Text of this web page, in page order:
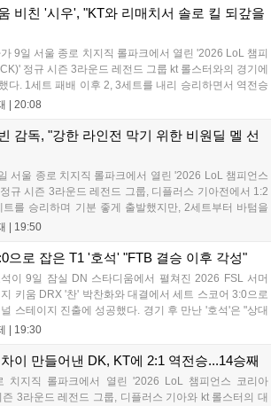
리에 성공했고, '곽...
비친 '시우', "KT와 리매치서 솔로 킬 되갚을
9일 서울 종로 치지직 롤파크에서 열린 '2026 LoL 챔피
정규 시즌 3라운드 레전드 그룹 kt 롤스터와의 경기에
다. 1세트 패배 이후 2, 3세트를 내리 승리하면서 역전승
을 달성한 디플러스 기아는 4위 kt 롤스터를 1승 차이로
20:08
감독, "강한 라인전 막기 위한 비원딜 멜 선
서울 종로 치지직 롤파크에서 열린 '2026 LoL 챔피언스
규 시즌 3라운드 레전드 그룹, 디플러스 기아전에서 1:2
트를 승리하며 기분 좋게 출발했지만, 2세트부터 바텀을
풀어간 디플러스 기아의 승리 플랜을 막아내지 못했다.
19:50
으로 잡은 T1 '호석' "FTB 결승 이후 각성"
이 9일 잠실 DN 스타디움에서 펼쳐진 2026 FSL 서머
키움 DRX '찬' 박찬화와 대결에서 세트 스코어 3:0으로
스테이지 진출에 성공했다. 경기 후 만난 '호석'은 "상대
가 할 것만 잘하면 충분히 승산이 있을 것 같았다"고 말하
19:30
이 만들어낸 DK, KT에 2:1 역전승...14승째
치지직 롤파크에서 열린 '2026 LoL 챔피언스 코리아
3라운드 레전드 그룹, 디플러스 기아와 kt 롤스터의 대